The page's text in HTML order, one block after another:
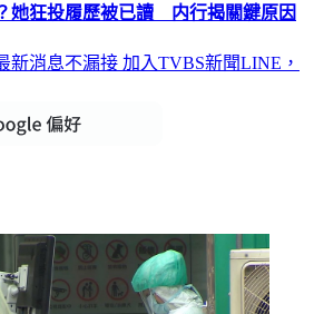
她狂投履歷被已讀 内行揭關鍵原因
新消息不漏接 加入TVBS新聞LINE，